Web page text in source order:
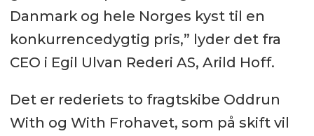
Danmark og hele Norges kyst til en
konkurrencedygtig pris,” lyder det fra
CEO i Egil Ulvan Rederi AS, Arild Hoff.
Det er rederiets to fragtskibe Oddrun
With og With Frohavet, som på skift vil